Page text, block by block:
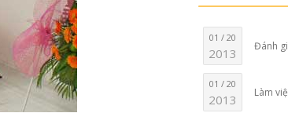
01 / 20
2013 Đánh
01 / 20
2013 Làm